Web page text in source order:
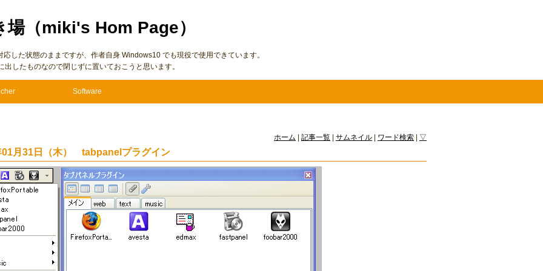
（miki's Hom Page）
した状態のままですが、作者自身 Windows10 でも現役で使用できています。
したものなので閉じずに置いておこうと思います。
Software
ホーム 記事一覧 サムネイル ワード検索 ▽
01月31日（木） tabpanelプラグイン